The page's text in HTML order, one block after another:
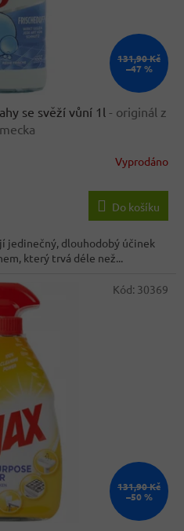
131,90 Kč
–47 %
se svěží vůní 1l - originál z
Vyprodáno
Do košíku
jedinečný, dlouhodobý účinek
který trvá déle než...
131,90 Kč
–50 %
Kód: 30369